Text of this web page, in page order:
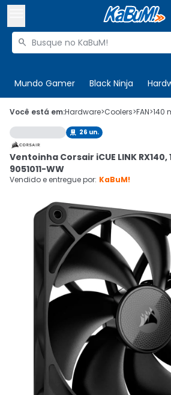
Buscar produtos

Mundo Gamer Black Ninja
 Olá. Acesse sua conta
 Departamentos
Cupons
Ativar tradutor em libras
CADASTRE-SE
Você está em:Hardware>Coolers>FAN>140
 26 un.
Ventoinha Corsair iCUE LINK
9051011-WW
Vendido e entregue por: KaBuM!